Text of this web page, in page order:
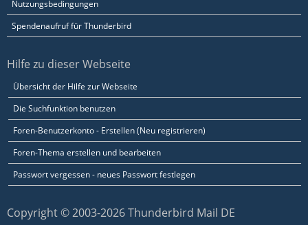
Nutzungsbedingungen
Spendenaufruf für Thunderbird
Hilfe zu dieser Webseite
Übersicht der Hilfe zur Webseite
Die Suchfunktion benutzen
Foren-Benutzerkonto - Erstellen (Neu registrieren)
Foren-Thema erstellen und bearbeiten
Passwort vergessen - neues Passwort festlegen
Copyright © 2003-2026 Thunderbird Mail DE